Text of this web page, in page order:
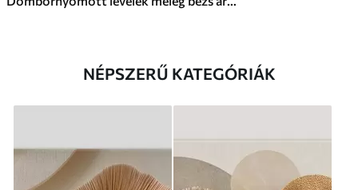
NÉPSZERŰ KATEGÓRIÁK